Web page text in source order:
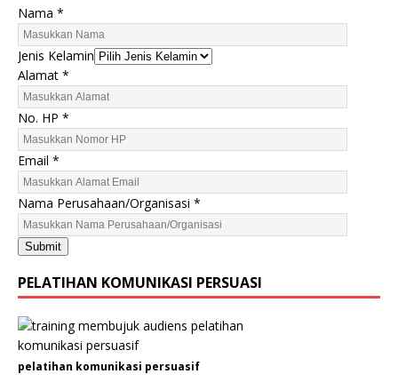
Nama *
Jenis Kelamin
Alamat *
No. HP *
P
e
r
u
s
a
h
a
a
n
/
O
Email *
Nama Perusahaan/Organisasi *
Submit
PELATIHAN KOMUNIKASI PERSUASI
pelatihan komunikasi persuasif